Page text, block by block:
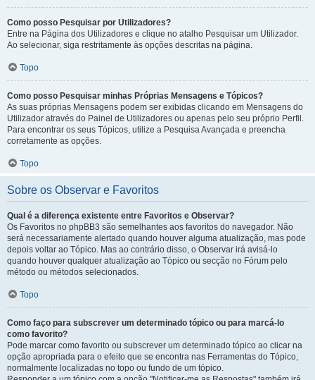
Como posso Pesquisar por Utilizadores?
Entre na Página dos Utilizadores e clique no atalho Pesquisar um Utilizador.
Ao selecionar, siga restritamente às opções descritas na página.
Topo
Como posso Pesquisar minhas Próprias Mensagens e Tópicos?
As suas próprias Mensagens podem ser exibidas clicando em Mensagens do
Utilizador através do Painel de Utilizadores ou apenas pelo seu próprio Perfil.
Para encontrar os seus Tópicos, utilize a Pesquisa Avançada e preencha
corretamente as opções.
Topo
Sobre os Observar e Favoritos
Qual é a diferença existente entre Favoritos e Observar?
Os Favoritos no phpBB3 são semelhantes aos favoritos do navegador. Não
será necessariamente alertado quando houver alguma atualização, mas pode
depois voltar ao Tópico. Mas ao contrário disso, o Observar irá avisá-lo
quando houver qualquer atualização ao Tópico ou secção no Fórum pelo
método ou métodos selecionados.
Topo
Como faço para subscrever um determinado tópico ou para marcá-lo
como favorito?
Pode marcar como favorito ou subscrever um determinado tópico ao clicar na
opção apropriada para o efeito que se encontra nas Ferramentas do Tópico,
normalmente localizadas no topo ou fundo de um tópico.